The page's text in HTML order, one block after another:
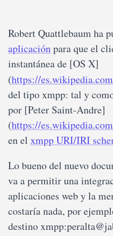
Robert Quattlebaum ha
aplicaciónpara que el
instantánea de [OS X]
(https://
del tipo xmpp: tal y
por [Peter Saint-Andre]
(https://
en el xmpp URI/IRI
Lo bueno del nuevo
va a permitir una
aplicaciones web y la
costaría nada, por
destino